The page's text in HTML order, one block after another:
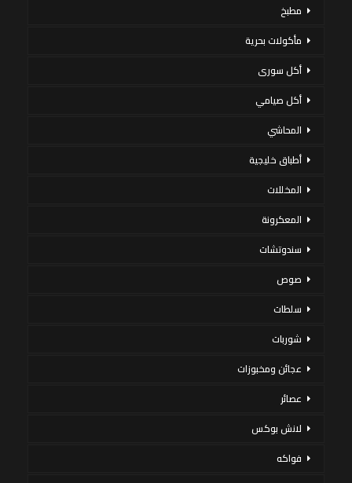
مطبخ
مأكولات بحرية
أكل سورى
أكل صيامي
المحاشي
أطباق خليجية
المخللات
المعكرونة
سندوتشات
صوص
سلطات
شوربات
عجائن ومخبوزات
عصائر
لانش بوكس
فواكه